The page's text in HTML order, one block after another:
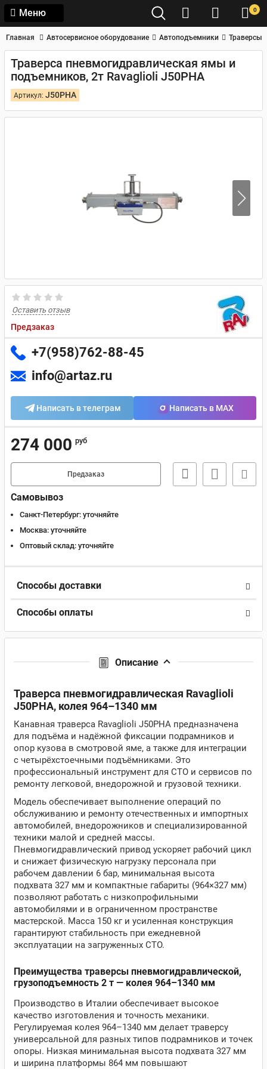
Меню 0
Главная Автосервисное оборудование Автоподъемники Траверсы
Траверса пневмогидравлическая ямы и
подъемников, 2т Ravaglioli J50PHA
Артикул: J50PHA
Оставить отзыв
Предзаказ
+7(958)762-88-45
info@artaz.ru
Написать в телеграм Написать в MAX
274 000 руб
Предзаказ
Самовывоз
Санкт-Петербург: уточняйте
Москва: уточняйте
Оптовый склад: уточняйте
Способы доставки
Способы оплаты
Описание
Траверса пневмогидравлическая Ravaglioli
J50PHA, колея 964–1340 мм
Канавная траверса Ravaglioli J50PHA предназначена
для подъёма и надёжной фиксации подрамников и
опор кузова в смотровой яме, а также для интеграции
с четырёхстоечными подъёмниками. Это
профессиональный инструмент для СТО и сервисов по
ремонту легковой, внедорожной и грузовой техники.
Модель обеспечивает выполнение операций по
обслуживанию и ремонту отечественных и импортных
автомобилей, внедорожников и специализированной
техники малой и средней массы.
Пневмогидравлический привод ускоряет рабочий цикл
и снижает физическую нагрузку персонала при
рабочем давлении 6 бар, минимальная высота
подхвата 327 мм и компактные габариты (964×327 мм)
позволяют работать с низкопрофильными
автомобилями и в ограниченном пространстве
мастерской. Масса 150 кг и усиленная конструкция
гарантируют стабильность при ежедневной
эксплуатации на загруженных СТО.
Преимущества траверсы пневмогидравлической,
грузоподъемность 2 т — колея 964–1340 мм
Производство в Италии обеспечивает высокое
качество изготовления и точность механики.
Регулируемая колея 964–1340 мм делает траверсу
универсальной для разных типов подрамников и точек
опоры. Низкая минимальная высота подхвата 327 мм
и ширина платформы 864 мм повышают